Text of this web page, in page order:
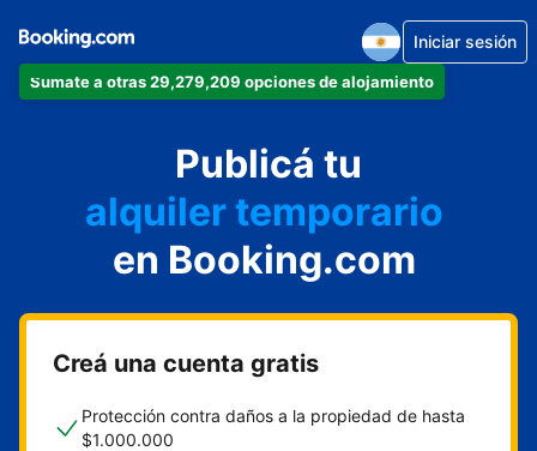
Sumate a otras 29,279,209 opciones de alojamiento
Iniciar sesión
Publicá tu
departamento
hotel
alquiler temporario
cabaña
aparthotel
en Booking.com
Creá una cuenta gratis
Protección contra daños a la propiedad de hasta
$1.000.000